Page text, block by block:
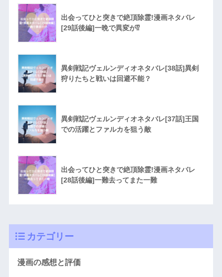
出会ってひと突きで絶頂除霊!漫画ネタバレ
[29話後編]一晩で異変が⁉︎
異剣戦記ヴェルンディオネタバレ[38話]異剣
狩りたちと戦いは回避不能？
異剣戦記ヴェルンディオネタバレ[37話]王国
での活躍とファルカを狙う敵
出会ってひと突きで絶頂除霊!漫画ネタバレ
[28話後編]一難去ってまた一難
カテゴリー
漫画の感想と評価